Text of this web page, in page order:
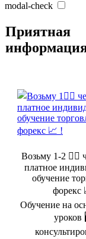
modal-check
Приятная
Возьму 1-2 🤵‍♂️
платное
обучение
форекс
Обучение на
уроков